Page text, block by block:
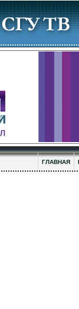
ГЛАВНАЯ